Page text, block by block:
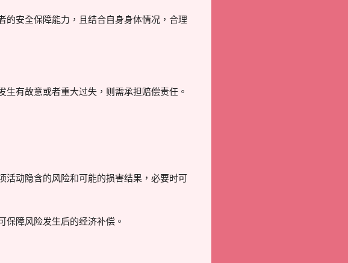
的安全保障能力，且结合自身身体情况，合理
有故意或者重大过失，则需承担赔偿责任。
活动隐含的风险和可能的损害结果，必要时可
障风险发生后的经济补偿。